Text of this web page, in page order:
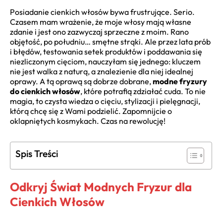
Posiadanie cienkich włosów bywa frustrujące. Serio.
Czasem mam wrażenie, że moje włosy mają własne
zdanie i jest ono zazwyczaj sprzeczne z moim. Rano
objętość, po południu… smętne strąki. Ale przez lata prób
i błędów, testowania setek produktów i poddawania się
niezliczonym cięciom, nauczyłam się jednego: kluczem
nie jest walka z naturą, a znalezienie dla niej idealnej
oprawy. A tą oprawą są dobrze dobrane,modne fryzury
do cienkich włosów, które potrafią zdziałać cuda. To nie
magia, to czysta wiedza o cięciu, stylizacji i pielęgnacji,
którą chcę się z Wami podzielić. Zapomnijcie o
oklapniętych kosmykach. Czas na rewolucję!
Spis Treści
Odkryj Świat Modnych Fryzur dla
Cienkich Włosów